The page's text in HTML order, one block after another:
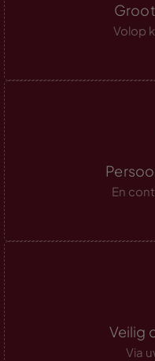
Volop
En
Veilig
Via